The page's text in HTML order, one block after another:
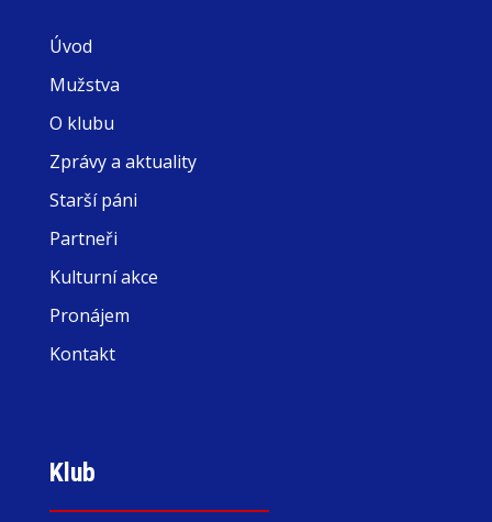
Úvod
Mužstva
O klubu
Zprávy a aktuality
Starší páni
Partneři
Kulturní akce
Pronájem
Kontakt
Klub